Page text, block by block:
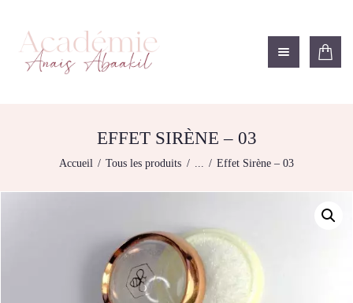
EFFET SIRÈNE – 03
Accueil Tous les produits ... Effet Sirène – 03
ACADÉMIE ANAÏS ABAAKIL
Formation et shop Indigo
NOS FORMATIONS
FORMATIONS
BOUTIQUE
RECHERCHE
MODÈLE